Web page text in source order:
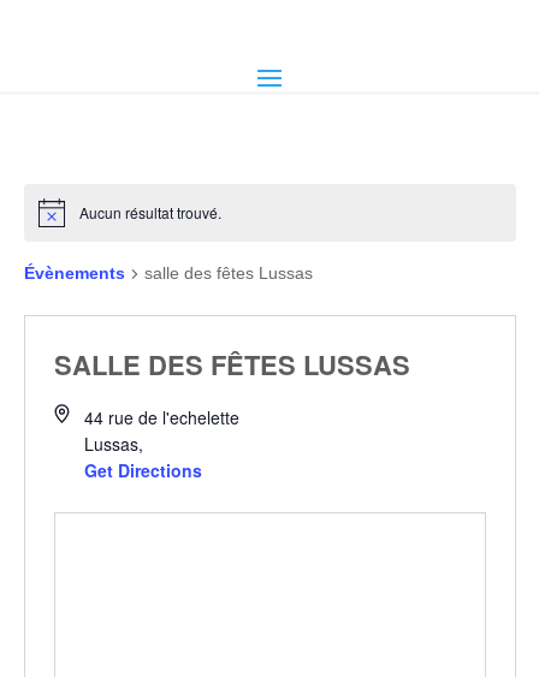
Aucun résultat trouvé.
Évènements salle des fêtes Lussas
SALLE DES FÊTES LUSSAS
44 rue de l'echelette
Lussas,
Get Directions